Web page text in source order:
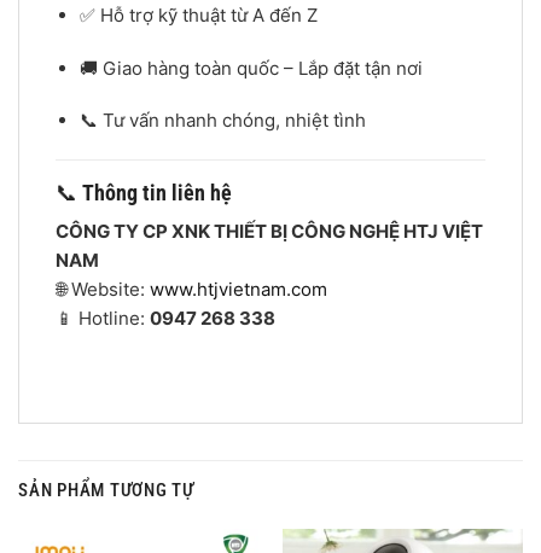
✅ Hỗ trợ kỹ thuật từ A đến Z
🚚 Giao hàng toàn quốc – Lắp đặt tận nơi
📞 Tư vấn nhanh chóng, nhiệt tình
📞 Thông tin liên hệ
CÔNG TY CP XNK THIẾT BỊ CÔNG NGHỆ HTJ VIỆT
NAM
🌐 Website: www.htjvietnam.com
📱 Hotline: 0947 268 338
SẢN PHẨM TƯƠNG TỰ